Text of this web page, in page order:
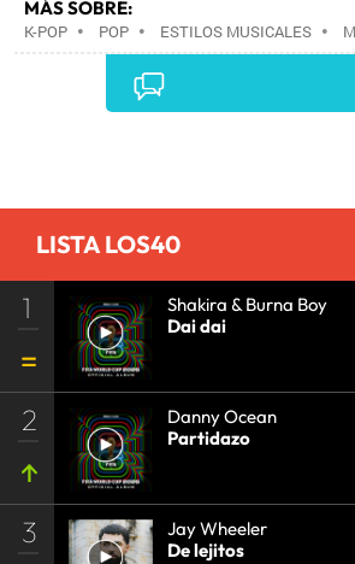
MÁS SOBRE:
K-POP • POP • ESTILOS MUSICALES •
LISTA LOS40
1
Shakira & Burna Boy
Dai dai
2
Danny Ocean
Partidazo
3
Jay Wheeler
De lejitos